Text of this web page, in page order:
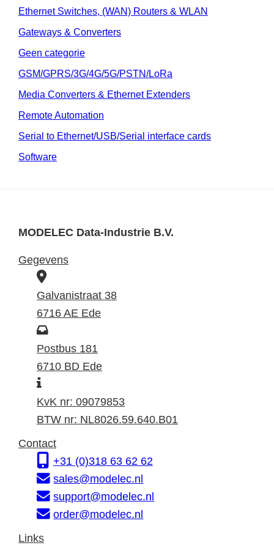
Ethernet Switches, (WAN) Routers & WLAN
Gateways & Converters
Geen categorie
GSM/GPRS/3G/4G/5G/PSTN/LoRa
Media Converters & Ethernet Extenders
Remote Automation
Serial to Ethernet/USB/Serial interface cards
Software
MODELEC Data-Industrie B.V.
Gegevens
B
e
z
o
e
k
d
r
s
Galvanistraat 38
6716 AE Ede
P
o
s
a
d
e
s
Postbus 181
6710 BD Ede
I
n
f
r
m
a
t
e
KvK nr: 09079853
BTW nr: NL8026.59.640.B01
Contact
+31 (0)318 63 62 62
sales@modelec.nl
support@modelec.nl
order@modelec.nl
Links